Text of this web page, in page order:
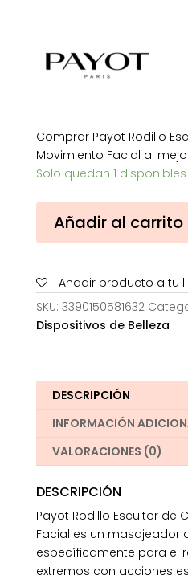
Comprar Payot Rodillo
Movimiento Facial al
Solo quedan 1 disponibles
Rodillo
Escultor
Cuarzo
con
Movimiento
Añadir al carrito
Añadir producto a tu
SKU: 3390150581632
Dispositivos de Belleza
DESCRIPCIÓN
INFORMACIÓN
VALORACIONES (0)
DESCRIPCIÓN
Payot Rodillo Escultor de
Facial es un masajeador
específicamente para el
extremos con acciones